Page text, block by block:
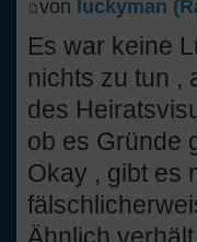
von luckyman
Es war keine
nichts zu tun ,
des
ob es Gründe
Okay , gibt es
Ähnlich